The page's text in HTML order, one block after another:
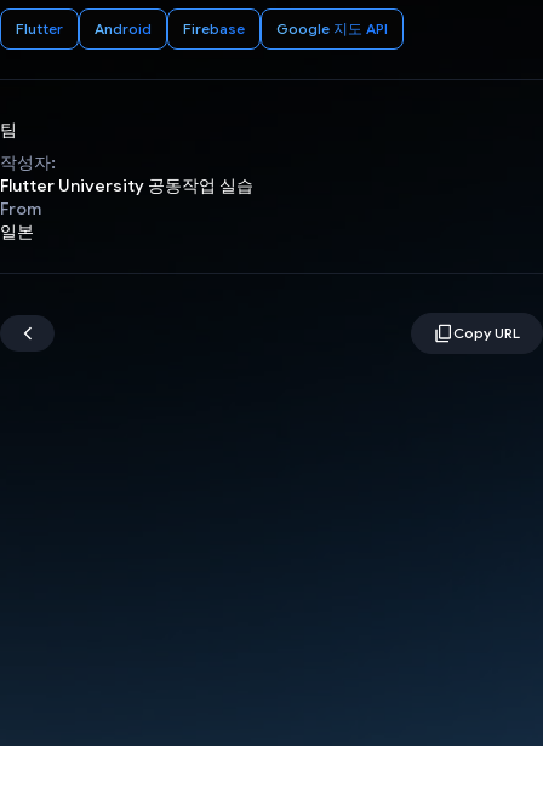
Flutter Android Firebase Google 지도 API
팀
작성자:
Flutter University 공동작업 실습
From
일본